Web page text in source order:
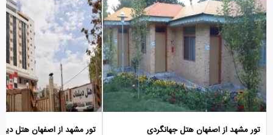
تور مشهد از اصفهان هتل جهانگردی تور مشهد از اصفهان هتل